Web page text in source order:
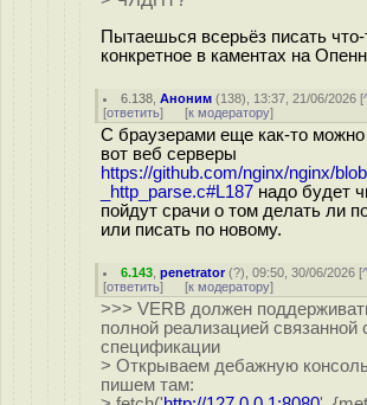
Пытаешься всерьёз писать что-
конкретное в каментах на
6.138 ,Аноним (138), 13:37, 21/06/2026 [
[ответить] [к модератору]
С браузерами еще как-то можно
вот веб серверы
https://github.com/nginx/nginx/
_http_parse.c#L187 надо будет
пойдут срачи о том делать ли
или писать по новому.
6.143 ,penetrator(?), 09:50, 30/06/2026 [
[ответить] [к модератору]
>>> VERB должен
полной реализацией связанной
спецификации
> Открываем дебажную
пишем там: